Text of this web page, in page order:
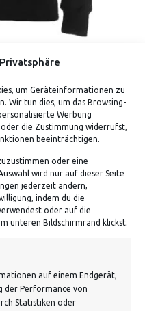
um Geräteinformationen zu
Wir tun dies, um das Browsing-
Werbung
die Zustimmung widerrufst,
beeinträchtigen.
oder eine
wird nur auf dieser Seite
jederzeit ändern,
indem du die
oder auf die
unteren Bildschirmrand klickst.
auf einem Endgerät,
der Performance von
Statistiken oder